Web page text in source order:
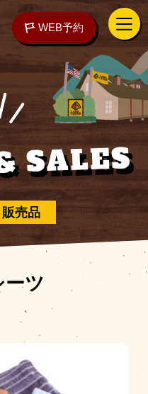
WEB予約
WEB予約
売品
SALES
ーツ